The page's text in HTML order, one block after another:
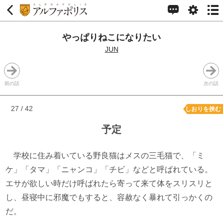
やっぱりねこになりたい
JUN
前の話 次の話
27 / 42 しおりを挟む
予定
学校に住み着いている野良猫はメスの三毛猫で、「ミ
ケ」「タマ」「ニャンコ」「チビ」などと呼ばれている。
エサが欲しい時だけ呼ばれたら寄って来て体をスリスリと
し、昼寝中に邪魔でもすると、容赦なく暴れて引っかくの
だ。